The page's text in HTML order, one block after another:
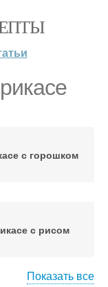
с горошком
с рисом
Показать все